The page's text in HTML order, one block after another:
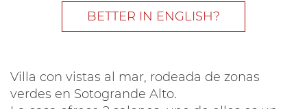
BETTER IN ENGLISH?
Villa con vistas al mar, rodeada de zonas
verdes en Sotogrande Alto.